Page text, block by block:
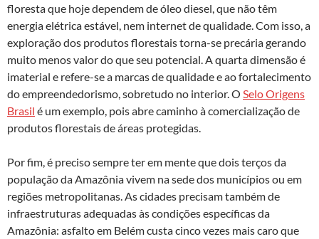
floresta que hoje dependem de óleo diesel, que não têm
energia elétrica estável, nem internet de qualidade. Com isso, a
exploração dos produtos florestais torna-se precária gerando
muito menos valor do que seu potencial. A quarta dimensão é
imaterial e refere-se a marcas de qualidade e ao fortalecimento
do empreendedorismo, sobretudo no interior. O Selo Origens
Brasil é um exemplo, pois abre caminho à comercialização de
produtos florestais de áreas protegidas.
Por fim, é preciso sempre ter em mente que dois terços da
população da Amazônia vivem na sede dos municípios ou em
regiões metropolitanas. As cidades precisam também de
infraestruturas adequadas às condições específicas da
Amazônia: asfalto em Belém custa cinco vezes mais caro que